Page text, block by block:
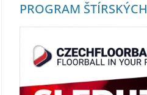
PROGRAM ŠTÍRSKÝCH